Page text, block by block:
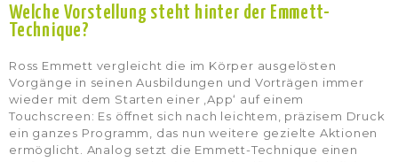
Welche Vorstellung steht hinter der Emmett-
Technique?
Ross Emmett vergleicht die im Körper ausgelösten
Vorgänge in seinen Ausbildungen und Vorträgen immer
wieder mit dem Starten einer ‚App‘ auf einem
Touchscreen: Es öffnet sich nach leichtem, präzisem Druck
ein ganzes Programm, das nun weitere gezielte Aktionen
ermöglicht. Analog setzt die Emmett-Technique einen